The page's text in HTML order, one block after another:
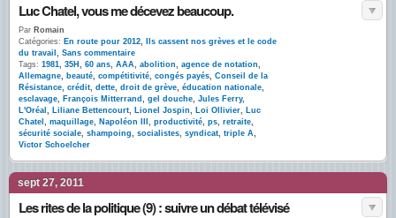
Luc Chatel, vous me décevez beaucoup.
Par Romain
Catégories: En route pour 2012,
Ils cassent nos grèves et le code
du travail , Sans commentaire
Tags: 1981, 35H , 60 ans, AAA, abolition, agence de notation,
Allemagne, beauté, compétitivité, congés payés, Conseil de la
Résistance, crédit, dette, droit de grève, éducation nationale,
esclavage, François Mitterrand , gel douche, Jules Ferry,
L'Oréal , Liliane Bettencourt, Lionel Jospin, Loi Ollivier, Luc
Chatel , maquillage, Napoléon III , productivité, ps, retraite,
sécurité sociale, shampoing, socialistes, syndicat, triple A,
Victor Schoelcher
sept 27, 2011
Les rites de la politique (9) : suivre un débat télévisé